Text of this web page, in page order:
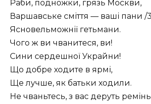
Раби, подножки, грязь Москви,
Варшавське сміття — ваші пани /
Ясновельможнії гетьмани.
Чого ж ви чванитеся, ви!
Сини сердешної Украйни!
Що добре ходите в ярмі,
Ще лучше, як батьки ходили.
Не чваньтесь, з вас деруть